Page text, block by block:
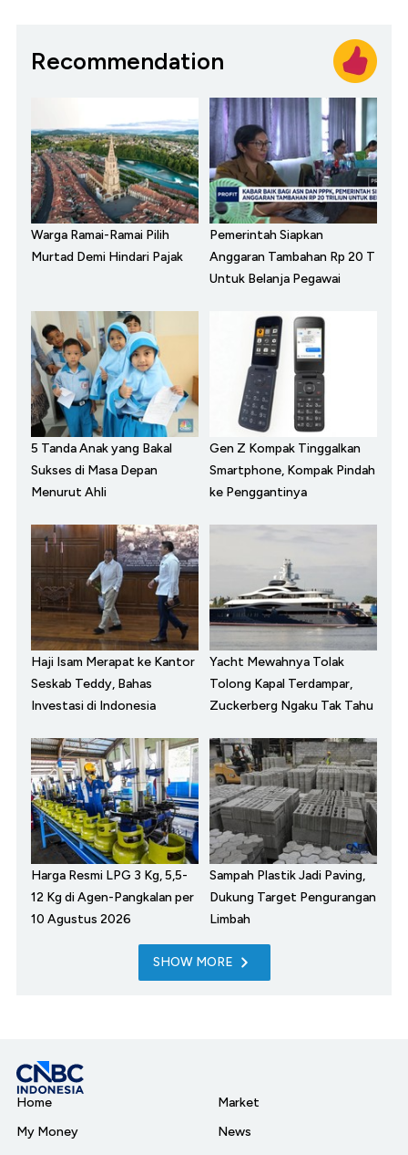
Recommendation
Warga Ramai-Ramai Pilih
Murtad Demi Hindari Pajak
Pemerintah Siapkan
Anggaran Tambahan Rp 20 T
Untuk Belanja Pegawai
5 Tanda Anak yang Bakal
Sukses di Masa Depan
Menurut Ahli
Gen Z Kompak Tinggalkan
Smartphone, Kompak Pindah
ke Penggantinya
Haji Isam Merapat ke Kantor
Seskab Teddy, Bahas
Investasi di Indonesia
Yacht Mewahnya Tolak
Tolong Kapal Terdampar,
Zuckerberg Ngaku Tak Tahu
Harga Resmi LPG 3 Kg, 5,5-
12 Kg di Agen-Pangkalan per
10 Agustus 2026
Sampah Plastik Jadi Paving,
Dukung Target Pengurangan
Limbah
SHOW MORE
Home
My Money
Market
News